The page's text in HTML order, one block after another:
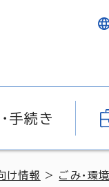
手続き
け情報 > ごみ・環